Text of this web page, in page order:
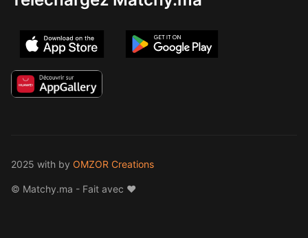
2025 with by OMZOR Creations
© Matchy.ma - Fait avec ❤️